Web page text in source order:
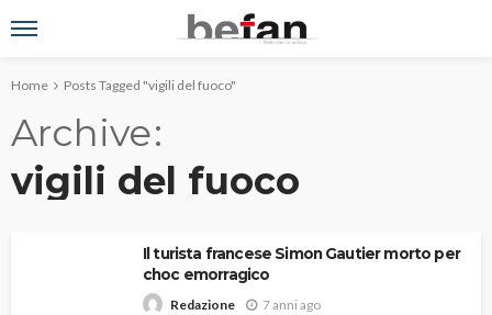
Home Posts Tagged "vigili del fuoco"
Archive
vigili del fuoco
Il turista francese Simon Gautier morto per
choc emorragico
Redazione 7 anni ago